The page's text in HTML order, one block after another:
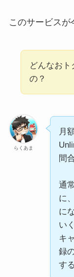
このサービスが
どんなおト
の？
らくあま
月
間
通
に
に
い
キ
録
す